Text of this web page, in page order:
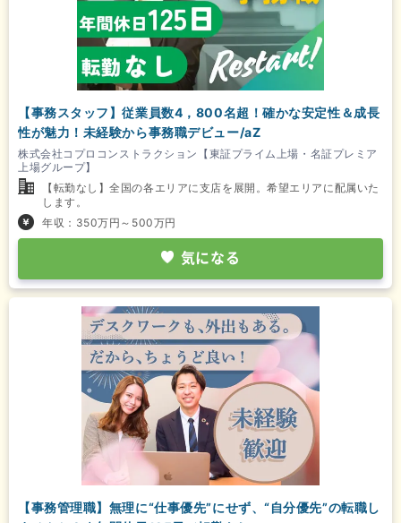
【事務スタッフ】従業員数4，800名超！確かな安定性＆成長
性が魅力！未経験から事務職デビュー/aZ
株式会社コプロコンストラクション【東証プライム上場・名証プレミア
上場グループ】
【転勤なし】全国の各エリアに支店を展開。希望エリアに配属いた
します。
年収：350万円～500万円
気になる
【事務管理職】無理に“仕事優先”にせず、“自分優先”の転職し